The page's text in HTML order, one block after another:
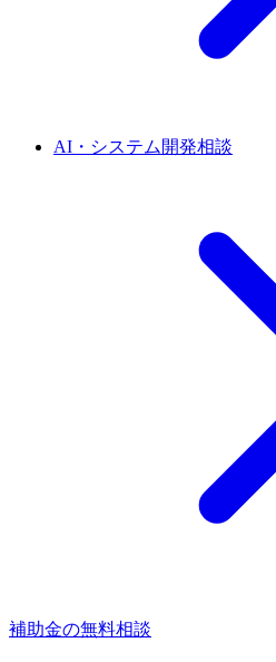
AI・システム開発相談
補助金の無料相談